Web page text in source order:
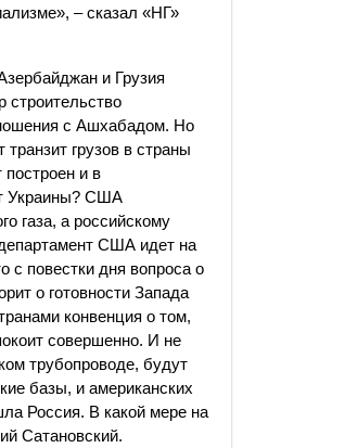
– сказал «НГ»
и Грузия
с Ашхабадом. Но
грузов в страны
и в
Украины? США
газа, а российскому
США идет на
повестки дня вопроса о
о готовности Запада
конвенция о том,
совершенно. И не
трубопроводе, будут
базы, и американских
Россия. В какой мере на
Сатановский.